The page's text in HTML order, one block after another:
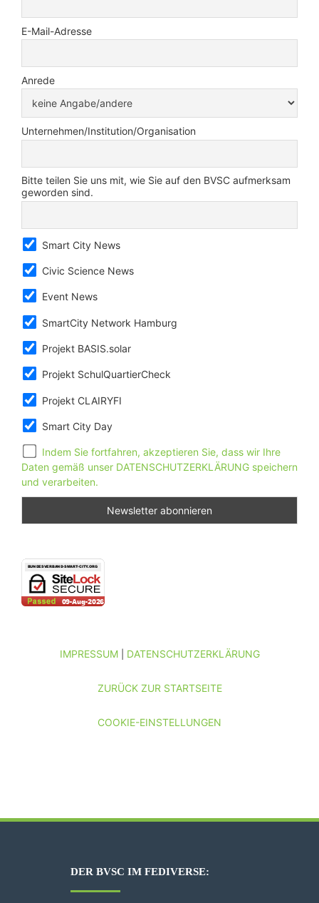
E-Mail-Adresse
Anrede
Unternehmen/Institution/Organisation
Bitte teilen Sie uns mit, wie Sie auf den BVSC aufmerksam
geworden sind.
Smart City News
Civic Science News
Event News
SmartCity Network Hamburg
Projekt BASIS.solar
Projekt SchulQuartierCheck
Projekt CLAIRYFI
Smart City Day
Indem Sie fortfahren, akzeptieren Sie, dass wir Ihre
Daten gemäß unser DATENSCHUTZERKLÄRUNG speichern
und verarbeiten.
IMPRESSUM| DATENSCHUTZERKLÄRUNG
ZURÜCK ZUR STARTSEITE
COOKIE-EINSTELLUNGEN
DER BVSC IM FEDIVERSE: